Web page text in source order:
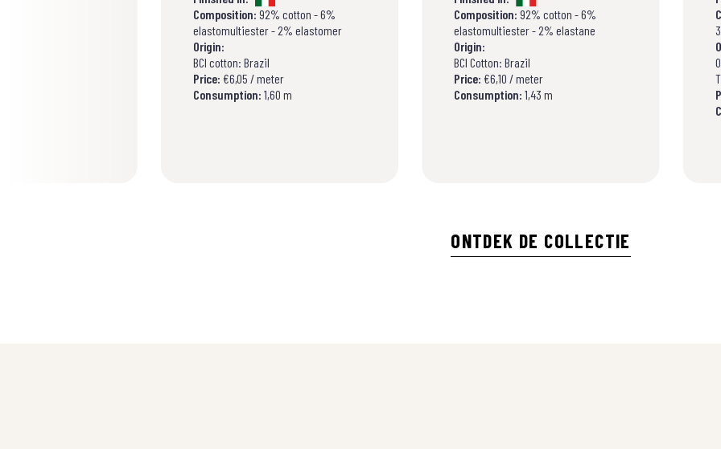
Composition: 92% cotton - 6%
elastomultiester - 2% elastomer
Origin:
BCI cotton: Brazil
Price: €6,05 / meter
Consumption: 1,60 m
Composition: 92% cotton - 6%
elastomultiester - 2% elastane
Origin:
BCI Cotton: Brazil
Price: €6,10 / meter
Consumption: 1,43 m
ONTDEK DE COLLECTIE